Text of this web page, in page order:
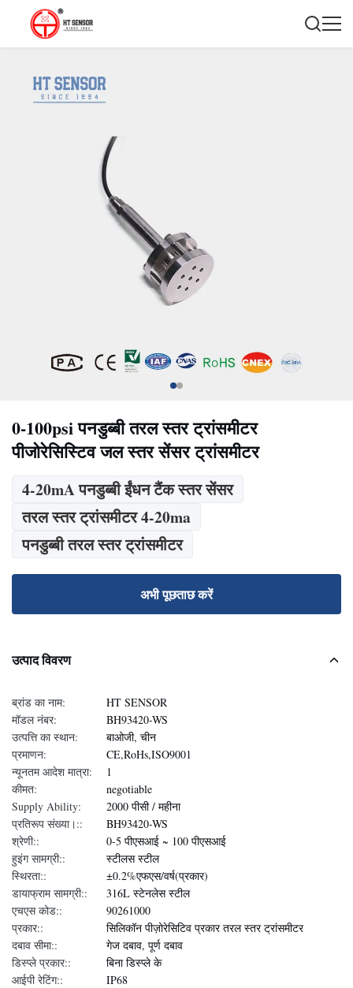
0-100psi पनडुब्बी तरल स्तर ट्रांसमीटर
पीजोरेसिस्टिव जल स्तर सेंसर ट्रांसमीटर
4-20mA पनडुब्बी ईंधन टैंक स्तर सेंसर
तरल स्तर ट्रांसमीटर 4-20ma
पनडुब्बी तरल स्तर ट्रांसमीटर
अभी पूछताछ करें
उत्पाद विवरण
ब्रांड का नाम:
HT SENSOR
मॉडल नंबर:
BH93420-WS
उत्पत्ति का स्थान:
बाओजी, चीन
प्रमाणन:
CE,RoHs,ISO9001
न्यूनतम आदेश मात्रा:
1
कीमत:
negotiable
Supply Ability:
2000 पीसी / महीना
प्रतिरूप संख्या।::
BH93420-WS
श्रेणी::
0-5 पीएसआई ~ 100 पीएसआई
हुइंग सामग्री::
स्टीलस स्टील
स्थिरता::
±0.2%एफएस/वर्ष(प्रकार)
डायाफ्राम सामग्री::
316L स्टेनलेस स्टील
एचएस कोड::
90261000
प्रकार::
सिलिकॉन पीज़ोरेसिटिव प्रकार तरल स्तर ट्रांसमीटर
दबाव सीमा::
गेज दबाव, पूर्ण दबाव
डिस्प्ले प्रकार::
बिना डिस्प्ले के
आईपी ​​रेटिंग::
IP68